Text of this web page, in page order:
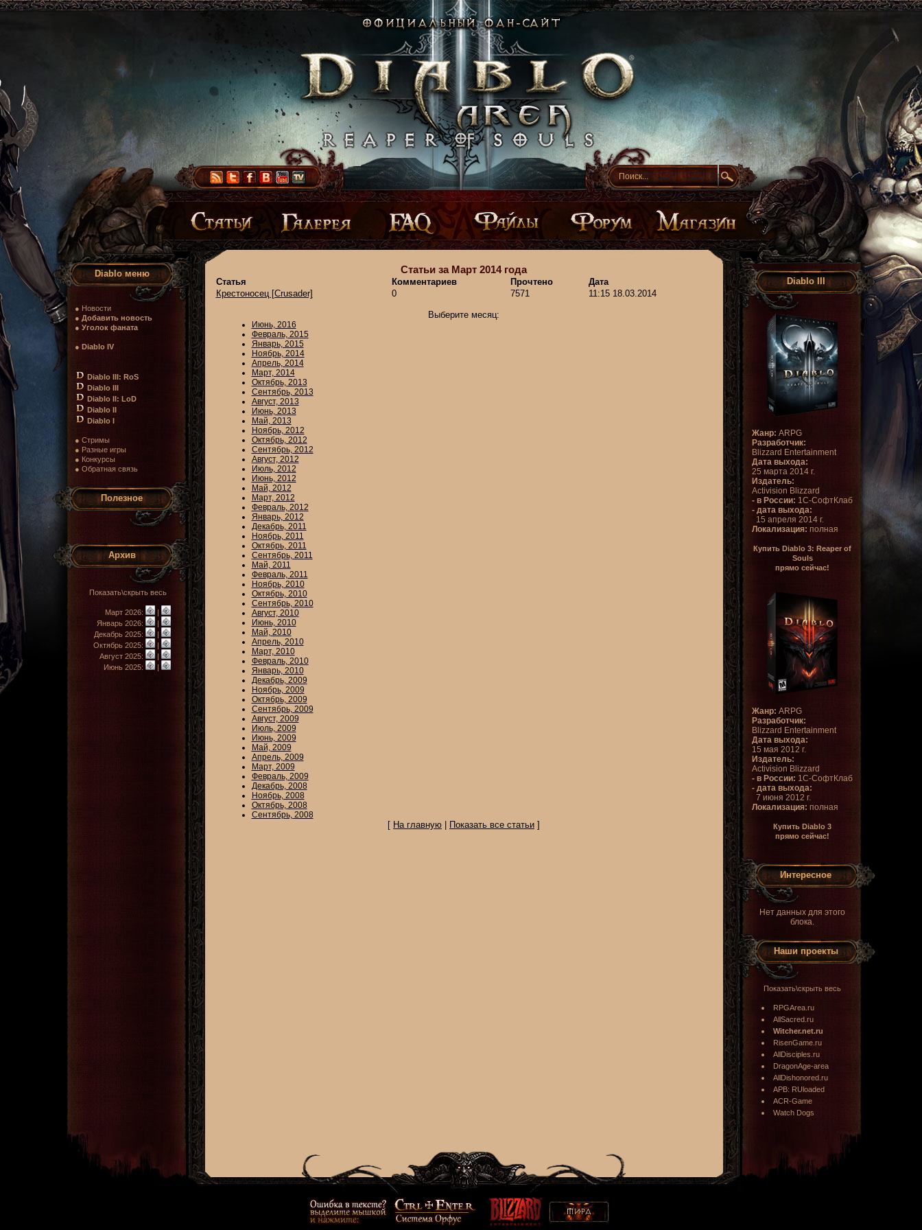
Diablo меню
● Новости
● Добавить новость
● Уголок фаната
● Diablo IV
Diablo III: RoS
Diablo III
Diablo II: LoD
Diablo II
Diablo I
● Стримы
● Разные игры
● Конкурсы
● Обратная связь
Полезное
Архив
Показать\скрыть весь
Март 2026:
|
Январь 2026:
|
Декабрь 2025:
|
Октябрь 2025:
|
Август 2025:
|
Июнь 2025:
|
Статьи за Март 2014 года
Статья Комментариев Прочтено
Дата
Крестоносец [Crusader]
0 7571 11:15 18.03.2014
Выберите месяц:
Июнь, 2016
Февраль, 2015
Январь, 2015
Ноябрь, 2014
Апрель, 2014
Март, 2014
Октябрь, 2013
Сентябрь, 2013
Август, 2013
Июнь, 2013
Май, 2013
Ноябрь, 2012
Октябрь, 2012
Сентябрь, 2012
Август, 2012
Июль, 2012
Июнь, 2012
Май, 2012
Март, 2012
Февраль, 2012
Январь, 2012
Декабрь, 2011
Ноябрь, 2011
Октябрь, 2011
Сентябрь, 2011
Май, 2011
Февраль, 2011
Ноябрь, 2010
Октябрь, 2010
Сентябрь, 2010
Август, 2010
Июнь, 2010
Май, 2010
Апрель, 2010
Март, 2010
Февраль, 2010
Январь, 2010
Декабрь, 2009
Ноябрь, 2009
Октябрь, 2009
Сентябрь, 2009
Август, 2009
Июль, 2009
Июнь, 2009
Май, 2009
Апрель, 2009
Март, 2009
Февраль, 2009
Декабрь, 2008
Ноябрь, 2008
Октябрь, 2008
Сентябрь, 2008
[ На главную Показать все статьи ]
Diablo III
Жанр: ARPG
Разработчик:
Blizzard Entertainment
Дата выхода:
25 марта 2014 г.
Издатель:
Activision Blizzard
- в России: 1С-СофтКлаб
- дата выхода:
15 апреля 2014 г.
Локализация: полная
Купить Diablo 3: Reaper of
Souls
прямо сейчас!
Жанр: ARPG
Разработчик:
Blizzard Entertainment
Дата выхода:
15 мая 2012 г.
Издатель:
Activision Blizzard
- в России: 1С-СофтКлаб
- дата выхода:
7 июня 2012 г.
Локализация: полная
Купить Diablo 3
прямо сейчас!
Интересное
Нет данных для этого
блока.
Наши проекты
Показать\скрыть весь
RPGArea.ru
AllSacred.ru
Witcher.net.ru
RisenGame.ru
AllDisciples.ru
DragonAge-area
AllDishonored.ru
APB: RUloaded
ACR-Game
Watch Dogs